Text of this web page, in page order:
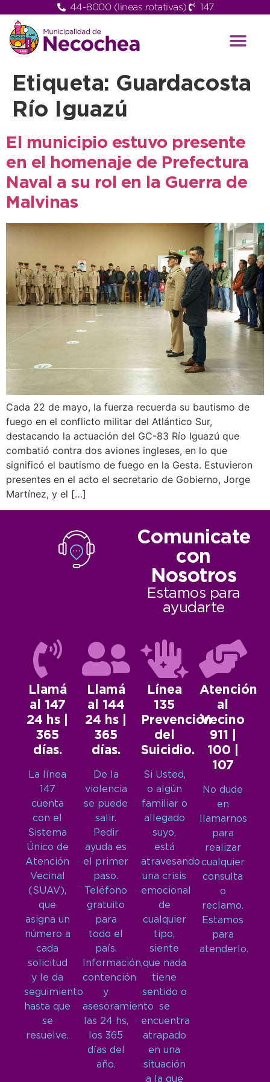
44-8000 (lineas rotativas) 147
Etiqueta: Guardacosta
Río Iguazú
El municipio estuvo presente
en el homenaje de Prefectura
Naval a su rol en la Guerra de
Malvinas
Cada 22 de mayo, la fuerza recuerda su bautismo de
fuego en el conflicto militar del Atlántico Sur,
destacando la actuación del GC-83 Río Iguazú que
combatió contra dos aviones ingleses, en lo que
significó el bautismo de fuego en la Gesta. Estuvieron
presentes en el acto el secretario de Gobierno, Jorge
Martínez, y el […]
Comunicate
con
Nosotros
Estamos para
ayudarte
Llamá
al 147
24 hs |
365
días.
La línea
147
cuenta
con el
Sistema
Único de
Atención
Vecinal
(SUAV),
que
asigna un
número a
cada
solicitud
y le da
seguimiento
hasta que
se
resuelve.
Llamá
al 144
24 hs |
365
días.
De la
violencia
se puede
salir.
Pedir
ayuda es
el primer
paso.
Teléfono
gratuito
para
todo el
país.
Información,
contención
y
asesoramiento
las 24 hs,
los 365
días del
año.
Línea
135
Prevención
del
Suicidio.
Si Usted,
o algún
familiar o
allegado
suyo,
está
atravesando
una crisis
emocional
de
cualquier
tipo,
siente
que nada
tiene
sentido o
se
encuentra
atrapado
en una
situación
a la que
Atención
al
Vecino
911 |
100 |
107
No dude
en
llamarnos
para
realizar
cualquier
consulta
o
reclamo.
Estamos
para
atenderlo.